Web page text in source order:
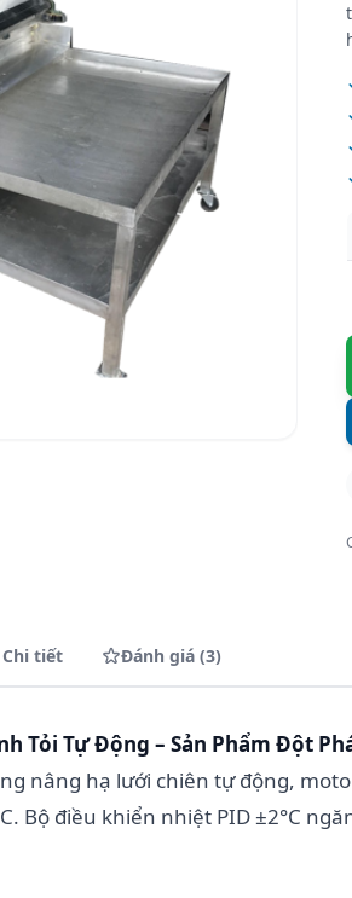
Chi tiết Đánh giá (3)
Tỏi Tự Động – Sản Phẩm Đột
nâng hạ lưới chiên tự động,
Bộ điều khiển nhiệt PID ±2°C